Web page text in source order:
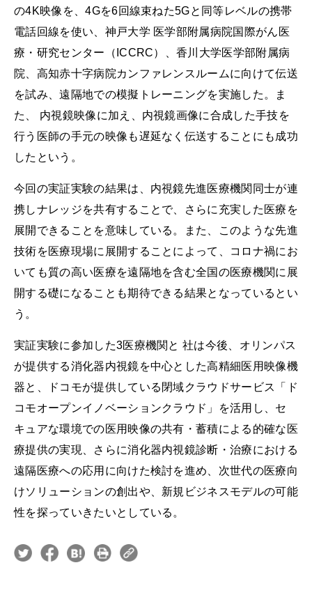
の4K映像を、4Gを6回線束ねた5Gと同等レベルの携帯
電話回線を使い、神戸大学 医学部附属病院国際がん医
療・研究センター（ICCRC）、香川大学医学部附属病
院、高知赤十字病院カンファレンスルームに向けて伝送
を試み、遠隔地での模擬トレーニングを実施した。ま
た、 内視鏡映像に加え、内視鏡画像に合成した手技を
行う医師の手元の映像も遅延なく伝送することにも成功
したという。
今回の実証実験の結果は、内視鏡先進医療機関同士が連
携しナレッジを共有することで、さらに充実した医療を
展開できることを意味している。また、このような先進
技術を医療現場に展開することによって、コロナ禍にお
いても質の高い医療を遠隔地を含む全国の医療機関に展
開する礎になることも期待できる結果となっているとい
う。
実証実験に参加した3医療機関と 社は今後、オリンパス
が提供する消化器内視鏡を中心とした高精細医用映像機
器と、ドコモが提供している閉域クラウドサービス「ド
コモオープンイノベーションクラウド」を活用し、セ
キュアな環境での医用映像の共有・蓄積による的確な医
療提供の実現、さらに消化器内視鏡診断・治療における
遠隔医療への応用に向けた検討を進め、次世代の医療向
けソリューションの創出や、新規ビジネスモデルの可能
性を探っていきたいとしている。